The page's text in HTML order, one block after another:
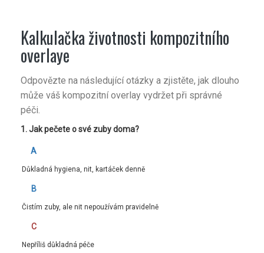
Kalkulačka životnosti kompozitního
overlaye
Odpovězte na následující otázky a zjistěte, jak dlouho
může váš kompozitní overlay vydržet při správné
péči.
1. Jak pečete o své zuby doma?
A
Důkladná hygiena, nit, kartáček denně
B
Čistím zuby, ale nit nepoužívám pravidelně
C
Nepříliš důkladná péče